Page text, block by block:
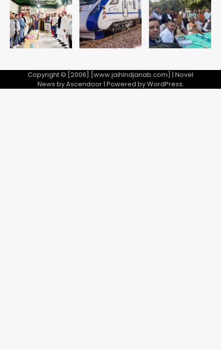
5
Avinash Kumar
Copyright © [2006] [www.jaihindjanab.com] | Novel
News byAscendoor| Powered byWordPress.